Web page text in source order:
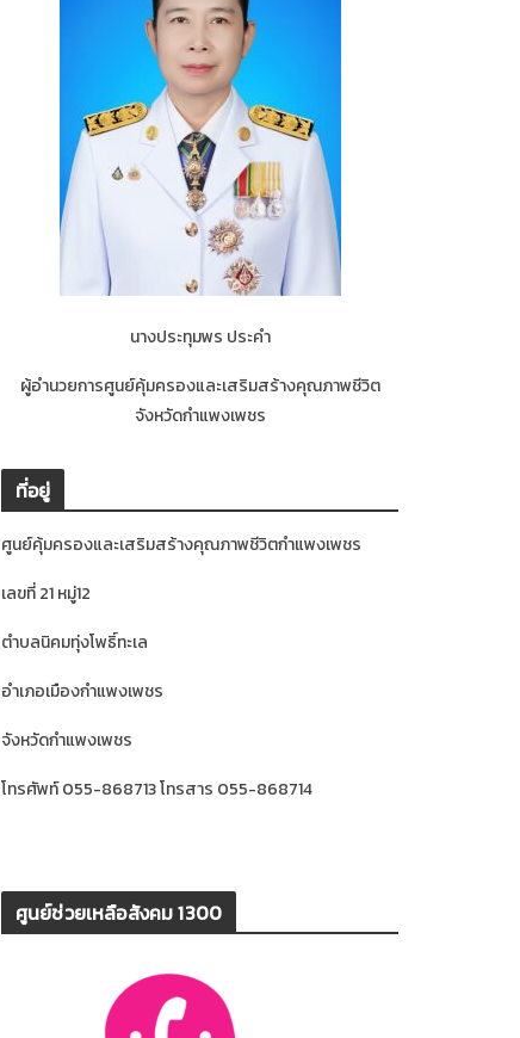
นางประทุมพร ประคำ
ผู้อำนวยการศูนย์คุ้มครองและเสริมสร้างคุณภาพชีวิต
จังหวัดกำแพงเพชร
ที่อยู่
ศูนย์คุ้มครองและเสริมสร้างคุณภาพชีวิตกำแพงเพชร
เลขที่ 21 หมู่12
ตำบลนิคมทุ่งโพธิ์ทะเล
อำเภอเมืองกำแพงเพชร
จังหวัดกำแพงเพชร
โทรศัพท์ 055-868713 โทรสาร 055-868714
ศูนย์ช่วยเหลือสังคม 1300